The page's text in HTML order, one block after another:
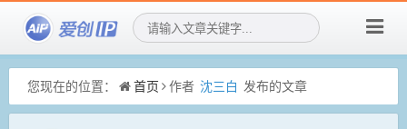
您现在的位置： 首页 作者 沈三白 发布的文章